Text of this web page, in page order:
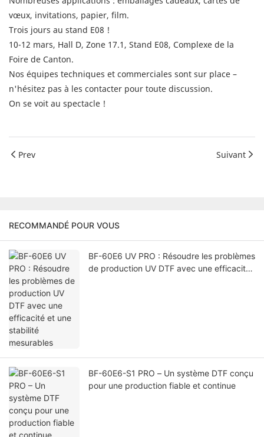
vœux, invitations, papier, film.
Trois jours au stand E08 !
10-12 mars, Hall D, Zone 17.1, Stand E08, Complexe de la
Foire de Canton.
Nos équipes techniques et commerciales sont sur place –
n'hésitez pas à les contacter pour toute discussion.
On se voit au spectacle !
Prev Suivant
RECOMMANDÉ POUR VOUS
BF-60E6 UV PRO : Résoudre les problèmes
de production UV DTF avec une efficacité
BF-60E6-S1 PRO – Un système DTF conçu
pour une production fiable et continue